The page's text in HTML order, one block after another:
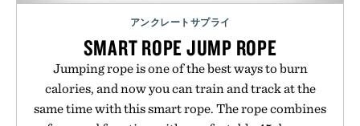
アンクレートサプライ
SMART ROPE JUMP ROPE
Jumping rope is one of the best ways to burn
calories, and now you can train and track at the
same time with this smart rope. The rope combines